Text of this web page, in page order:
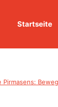
Startseite